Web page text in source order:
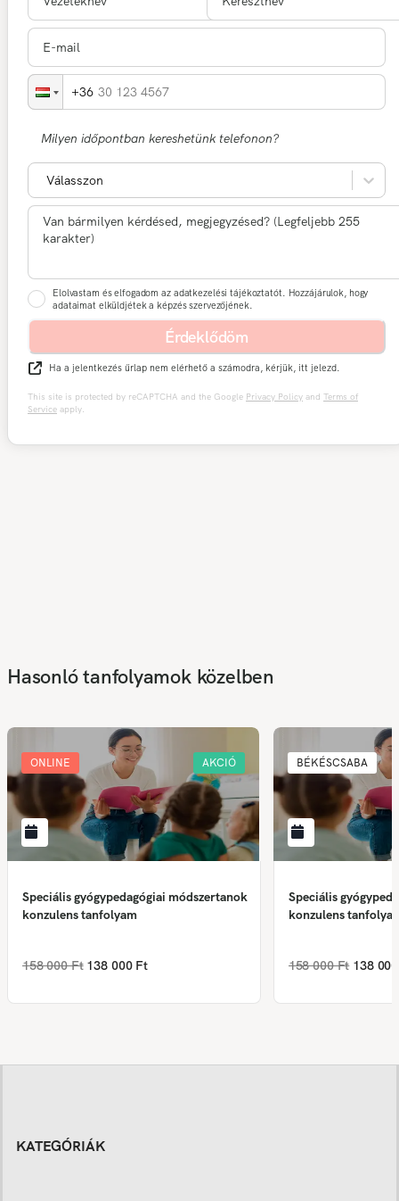
30 123 4567
Milyen időpontban kereshetünk telefonon?
Válasszon
Elolvastam és elfogadom az adatkezelési tájékoztatót. Hozzájárulok, hogy
adataimat elküldjétek a képzés szervezőjének.
Érdeklődöm
Ha a jelentkezés űrlap nem elérhető a számodra, kérjük, itt jelezd.
This site is protected by reCAPTCHA and the Google Privacy Policy and Terms of
Service apply.
Hasonló tanfolyamok közelben
ONLINE AKCIÓ
Speciális gyógypedagógiai módszertanok
konzulens tanfolyam
158 000 Ft 138 000 Ft
BÉKÉSCSABA
Speciális
konzulens
158 000 Ft 138
KATEGÓRIÁK